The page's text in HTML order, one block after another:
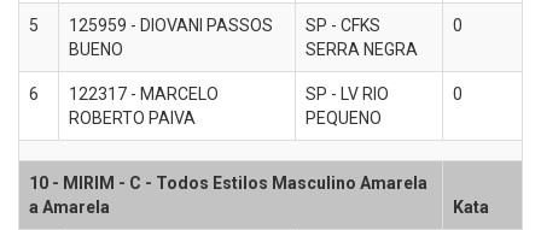
5
125959 - DIOVANI PASSOS
BUENO
SP - CFKS
SERRA NEGRA
0
6
122317 - MARCELO
ROBERTO PAIVA
SP - LV RIO
PEQUENO
0
10 - MIRIM - C - Todos Estilos Masculino Amarela
a Amarela
Kata